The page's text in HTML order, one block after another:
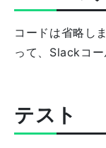
コードは省略し
って、Slackコー
テスト